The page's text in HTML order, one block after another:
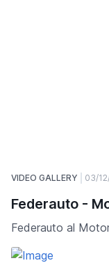
VIDEO GALLERY 03/
Federauto -
Federauto al